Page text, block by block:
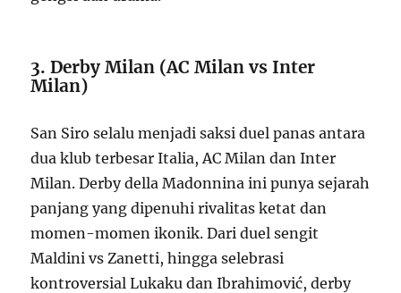
3. Derby Milan (AC Milan vs Inter
Milan)
San Siro selalu menjadi saksi duel panas antara
dua klub terbesar Italia, AC Milan dan Inter
Milan. Derby della Madonnina ini punya sejarah
panjang yang dipenuhi rivalitas ketat dan
momen-momen ikonik. Dari duel sengit
Maldini vs Zanetti, hingga selebrasi
kontroversial Lukaku dan Ibrahimović, derby